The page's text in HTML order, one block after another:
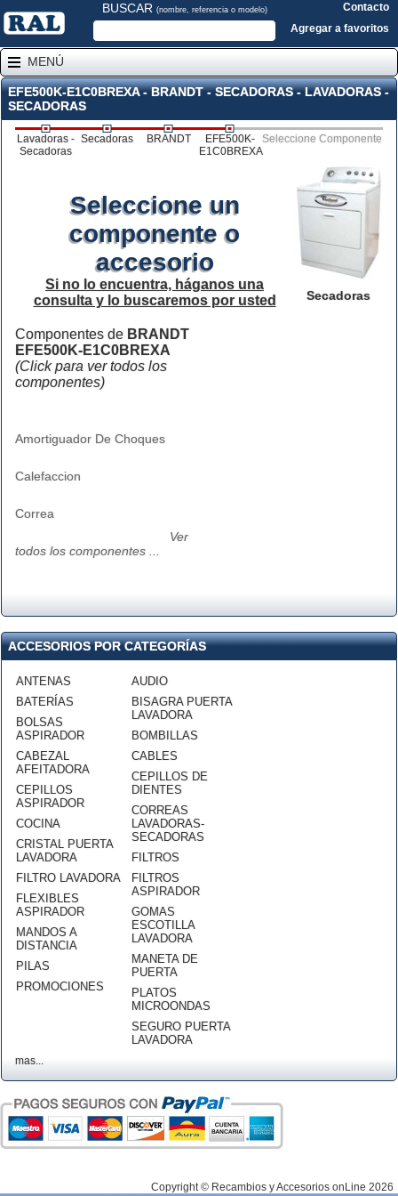
BUSCAR (nombre, referencia o modelo)
Contacto
Agregar a favoritos
MENÚ
EFE500K-E1C0BREXA - BRANDT - SECADORAS - LAVADORAS -
SECADORAS
Lavadoras -
Secadoras
Secadoras BRANDT
EFE500K-
E1C0BREXA
Seleccione Componente
Secadoras
Seleccione un
componente o
accesorio
Si no lo encuentra, háganos una
consulta y lo buscaremos por usted
Componentes de BRANDT
EFE500K-E1C0BREXA
(Click para ver todos los
componentes)
Amortiguador De Choques
Calefaccion
Correa
Ver
todos los componentes ...
ACCESORIOS POR CATEGORÍAS
ANTENAS
BATERÍAS
BOLSAS
ASPIRADOR
CABEZAL
AFEITADORA
CEPILLOS
ASPIRADOR
COCINA
CRISTAL PUERTA
LAVADORA
FILTRO LAVADORA
FLEXIBLES
ASPIRADOR
MANDOS A
DISTANCIA
PILAS
PROMOCIONES
AUDIO
BISAGRA PUERTA
LAVADORA
BOMBILLAS
CABLES
CEPILLOS DE
DIENTES
CORREAS
LAVADORAS-
SECADORAS
FILTROS
FILTROS
ASPIRADOR
GOMAS
ESCOTILLA
LAVADORA
MANETA DE
PUERTA
PLATOS
MICROONDAS
SEGURO PUERTA
LAVADORA
mas...
Copyright © Recambios y Accesorios onLine 2026